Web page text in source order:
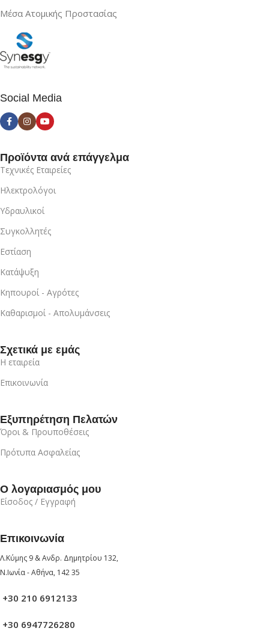
Μέσα Ατομικής Προστασίας
Social Media
Προϊόντα ανά επάγγελμα
Τεχνικές Εταιρείες
Ηλεκτρολόγοι
Υδραυλικοί
Συγκολλητές
Εστίαση
Κατάψυξη
Κηπουροί - Αγρότες
Καθαρισμοί - Απολυμάνσεις
Σχετικά με εμάς
Η εταιρεία
Επικοινωνία
Εξυπηρέτηση Πελατών
Όροι & Προυποθέσεις
Πρότυπα Ασφαλείας
Ο λογαριασμός μου
Είσοδος / Εγγραφή
Επικοινωνία
Λ.Κύμης 9 & Ανδρ. Δημητρίου 132,
Ν.Ιωνία - Αθήνα, 142 35
+30 210 6912133
+30 6947726280